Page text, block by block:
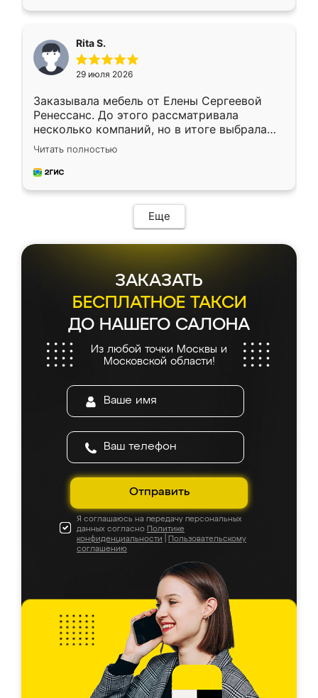
Rita S.
29 июля 2026
Заказывала мебель от Елены Сергеевой
Ренессанс. До этого рассматривала
несколько компаний, но в итоге выбрала
эту. Сначала обговорили условия, потом
приехал замерщик, всё спокойно объяснил
и снял размеры. Изготовили в срок, с
мебель сразу встала на свое место без
каких-либо доработок. Качеством осталась
довольна, все выглядит так, как и ожидала.
Читать полностью
Еще
ЗАКАЗАТЬ
БЕСПЛАТНОЕ ТАКСИ
ДО НАШЕГО САЛОНА
Из любой точки Москвы и
Московской области!
Отправить
Я соглашаюсь на передачу персональных
данных согласно Политике
конфиденциальности
Пользовательскому
соглашению